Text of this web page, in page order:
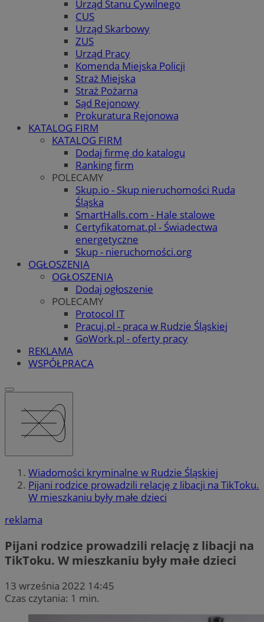
Urząd Stanu Cywilnego
CUS
Urząd Skarbowy
ZUS
Urząd Pracy
Komenda Miejska Policji
Straż Miejska
Straż Pożarna
Sąd Rejonowy
Prokuratura Rejonowa
KATALOG FIRM
KATALOG FIRM
Dodaj firmę do katalogu
Ranking firm
POLECAMY
Skup.io - Skup nieruchomości Ruda
Śląska
SmartHalls.com - Hale stalowe
Certyfikatomat.pl - Świadectwa
energetyczne
Skup - nieruchomości.org
OGŁOSZENIA
OGŁOSZENIA
Dodaj ogłoszenie
POLECAMY
Protocol IT
Pracuj.pl - praca w Rudzie Śląskiej
GoWork.pl - oferty pracy
REKLAMA
WSPÓŁPRACA
Wiadomości kryminalne w Rudzie Śląskiej
Pijani rodzice prowadzili relację z libacji na TikToku.
W mieszkaniu były małe dzieci
reklama
Pijani rodzice prowadzili relację z libacji na
TikToku. W mieszkaniu były małe dzieci
13 września 2022 14:45
Czas czytania: 1 min.